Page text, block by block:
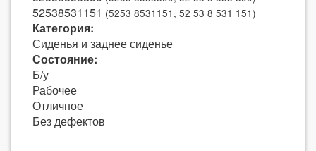
52538531151 (5253 8531151, 52 53 8 531 151)
Категория:
Сиденья и заднее сиденье
Состояние:
Б/у
Рабочее
Отличное
Без дефектов